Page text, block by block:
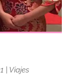
Viajes